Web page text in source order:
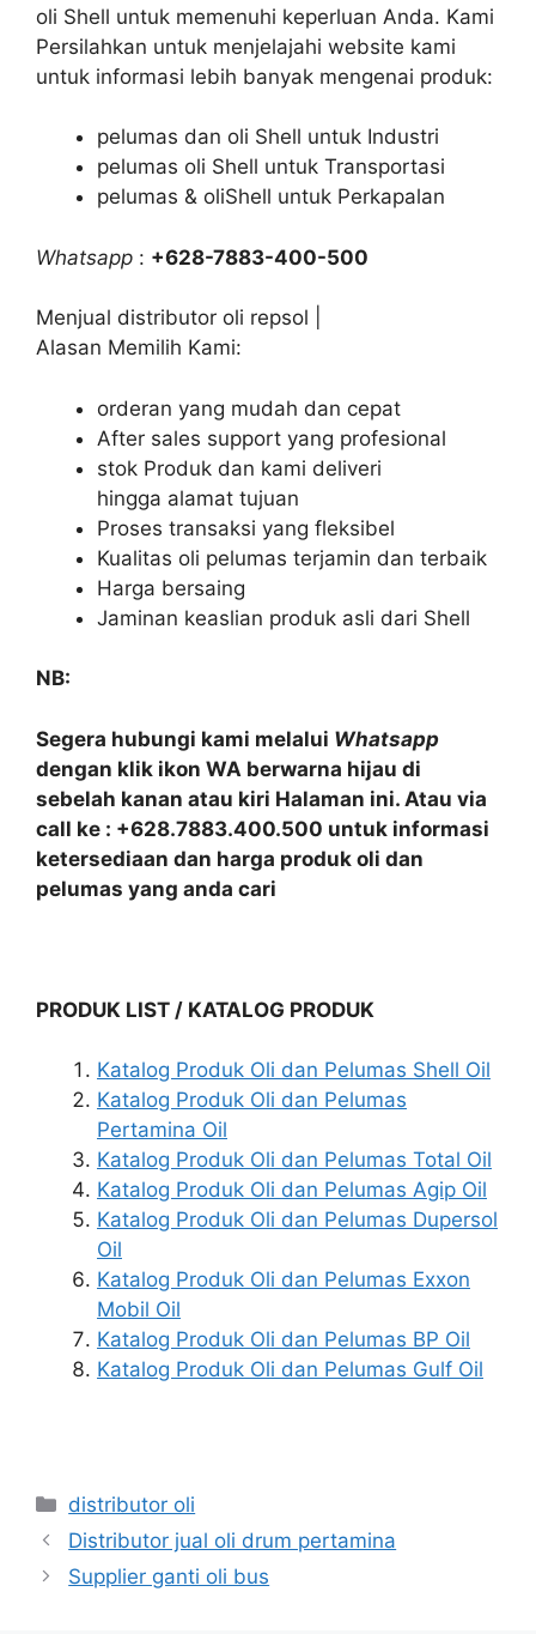
oli Shell untuk memenuhi keperluan Anda. Kami
Persilahkan untuk menjelajahi website kami
untuk informasi lebih banyak mengenai produk:
pelumas dan oli Shell untuk Industri
pelumas oli Shell untuk Transportasi
pelumas & oliShell untuk Perkapalan
Whatsapp : +628-7883-400-500
Menjual distributor oli repsol |
Alasan Memilih Kami:
orderan yang mudah dan cepat
After sales support yang profesional
stok Produk dan kami deliveri
hingga alamat tujuan
Proses transaksi yang fleksibel
Kualitas oli pelumas terjamin dan terbaik
Harga bersaing
Jaminan keaslian produk asli dari Shell
NB:
Segera hubungi kami melalui Whatsapp
dengan klik ikon WA berwarna hijau di
sebelah kanan atau kiri Halaman ini. Atau via
call ke : +628.7883.400.500 untuk informasi
ketersediaan dan harga produk oli dan
pelumas yang anda cari
PRODUK LIST / KATALOG PRODUK
Katalog Produk Oli dan Pelumas Shell Oil
Katalog Produk Oli dan Pelumas
Pertamina Oil
Katalog Produk Oli dan Pelumas Total Oil
Katalog Produk Oli dan Pelumas Agip Oil
Katalog Produk Oli dan Pelumas Dupersol
Oil
Katalog Produk Oli dan Pelumas Exxon
Mobil Oil
Katalog Produk Oli dan Pelumas BP Oil
Katalog Produk Oli dan Pelumas Gulf Oil
distributor oli
Distributor jual oli drum pertamina
Supplier ganti oli bus